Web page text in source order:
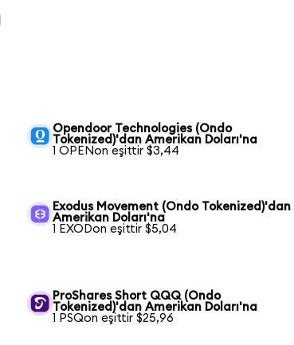
Opendoor Technologies (Ondo
Tokenized)'dan Amerikan Doları'na
1 OPENon eşittir $3,44
Exodus Movement (Ondo Tokenized)'dan
Amerikan Doları'na
1 EXODon eşittir $5,04
ProShares Short QQQ (Ondo
Tokenized)'dan Amerikan Doları'na
1 PSQon eşittir $25,96